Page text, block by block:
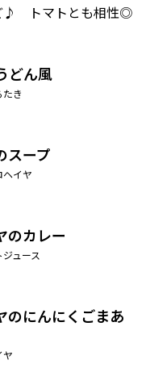
♪ トマトとも相性◎
どん風
き
スープ
イヤ
のカレー
ュース
のにんにくごまあ
ヤ